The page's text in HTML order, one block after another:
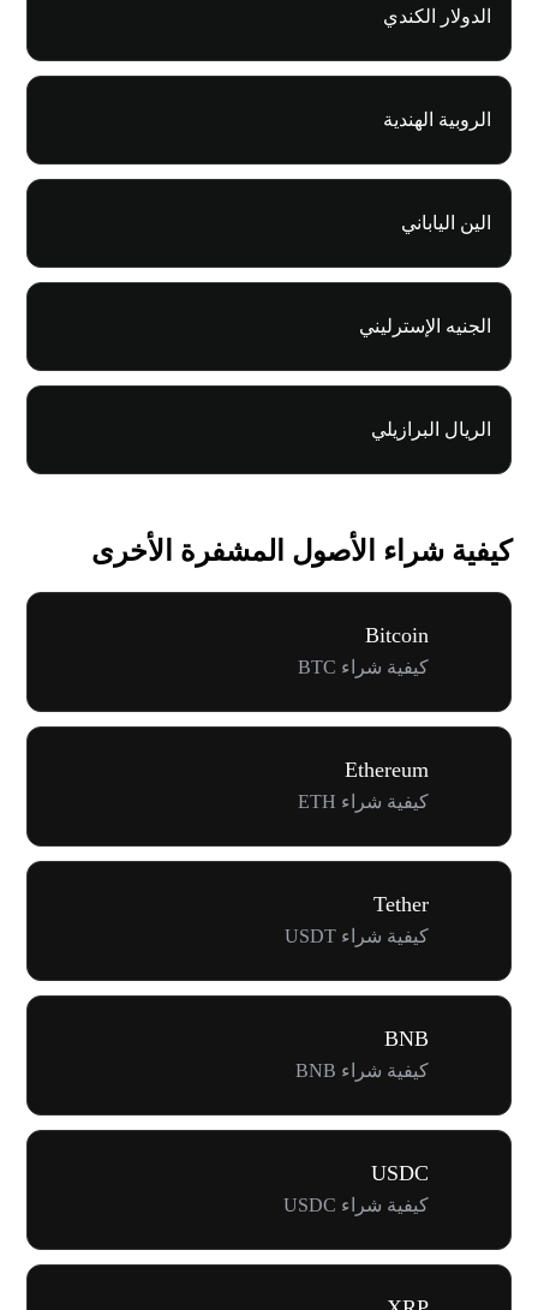
الدولار الكندي
الروبية الهندية
الين الياباني
الجنيه الإسترليني
الريال البرازيلي
كيفية شراء الأصول المشفرة الأخرى
Bitcoin
كيفية شراء BTC
Ethereum
كيفية شراء ETH
Tether
كيفية شراء USDT
BNB
كيفية شراء BNB
USDC
كيفية شراء USDC